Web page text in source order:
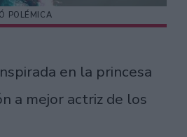
POLÉMICA
en la princesa
a mejor actriz de los